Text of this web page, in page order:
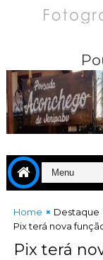
Home
Destaque
Pix terá nova
Pix terá